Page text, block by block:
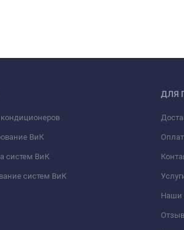
ВиК
систем ВиК
систем ВиК
ДЛЯ
Наши